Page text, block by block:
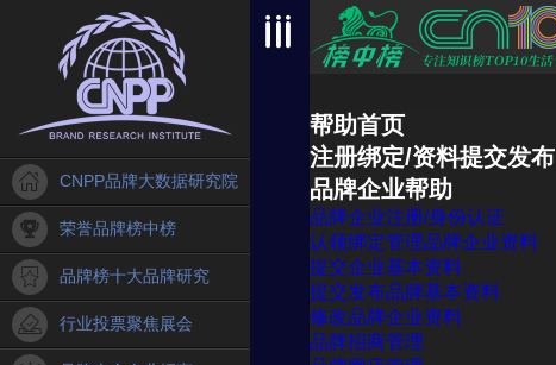
CNPP品牌大数据研究院
荣誉品牌榜中榜
品牌榜十大品牌研究
行业投票聚焦展会
帮助首页
注册绑定/资料提交发布
品牌企业帮助
品牌企业注册/身份认证
认领绑定管理品牌企业资料
提交企业基本资料
提交发布品牌基本资料
修改品牌企业资料
品牌招商管理